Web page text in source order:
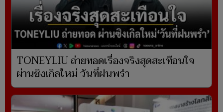
TONEYLIU ถ่ายทอดเรื่องจริงสุดสะเทือนใจ
ผ่านซิงเกิลใหม่ วันที่ฝนพรำ